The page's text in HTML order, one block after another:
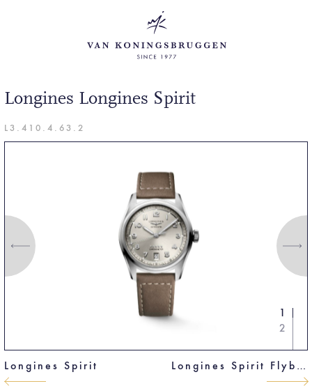
Longines Longines Spirit
L3.410.4.63.2
1
2
Longines Spirit Longines Spirit Flyback